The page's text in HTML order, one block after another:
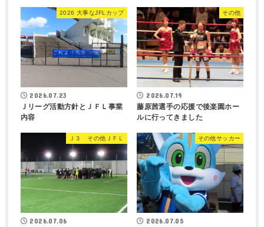
2026 大事なJFLカップ
2026.07.23
Ｊリーグ活動方針とＪＦＬ事業
内容
その他
2026.07.19
藤原茜選手の応援で後楽園ホー
ルに行ってきました
Ｊ３ その他ＪＦＬ
2026.07.06
その他サッカー
2026.07.05